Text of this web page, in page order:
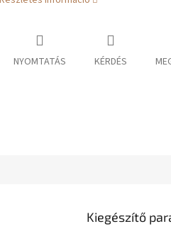
NYOMTATÁS KÉRDÉS
Kiegészítő